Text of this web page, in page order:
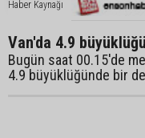
Haber Kaynağı
Van'da 4.9
Bugün saat 00.15'de
4.9 büyüklüğünde bir